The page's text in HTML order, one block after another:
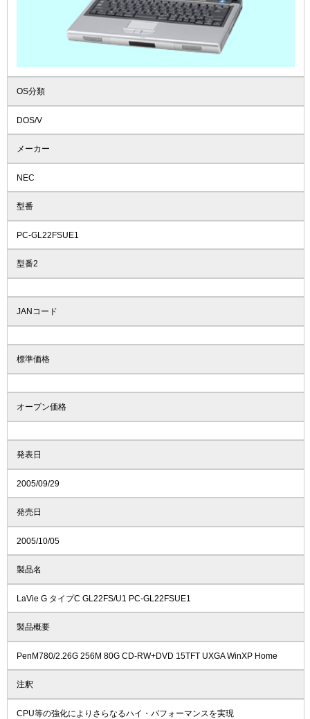
OS分類
DOS/V
メーカー
NEC
型番
PC-GL22FSUE1
型番2
JANコード
標準価格
オープン価格
発表日
2005/09/29
発売日
2005/10/05
製品名
LaVie G タイプC GL22FS/U1 PC-GL22FSUE1
製品概要
PenM780/2.26G 256M 80G CD-RW+DVD 15TFT UXGA WinXP Home
注釈
CPU等の強化によりさらなるハイ・パフォーマンスを実現